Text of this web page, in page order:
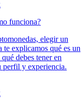
funciona?
elegir un
te explicamos qué es un
debes tener en
perfil y experiencia.